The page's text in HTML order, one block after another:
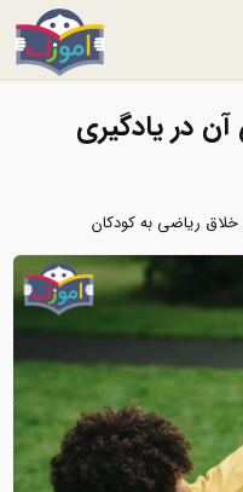
در یادگیری
ریاضی به کودکان